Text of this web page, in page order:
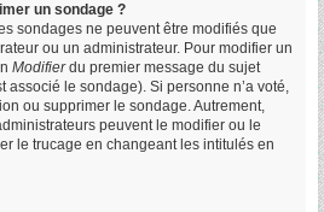
un sondage ?
sondages ne peuvent être modifiés que
ou un administrateur. Pour modifier un
Modifierdu premier message du sujet
associé le sondage). Si personne n’a voté,
ou supprimer le sondage. Autrement,
peuvent le modifier ou le
le trucage en changeant les intitulés en